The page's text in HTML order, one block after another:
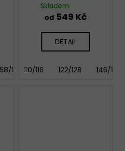
164
Sweet Dog
Skladem
od 549 Kč
DETAIL
110/116 122/128 146/152